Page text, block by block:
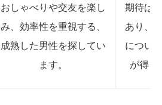
おしゃべりや交友を楽し
み、効率性を重視する、
成熟した男性を探してい
ます。
期待は
あり、
につい
が得ら